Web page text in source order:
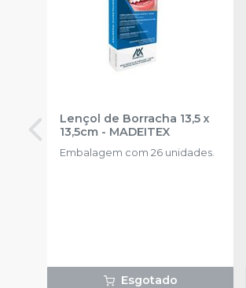
Lençol de Borracha 13,5 x
13,5cm - MADEITEX
Embalagem com 26 unidades.
Esgotado